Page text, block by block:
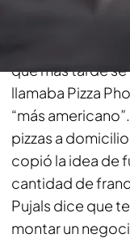
Es un
inversión de
que más tarde
llamaba Pizza
“más
pizzas a
copió la idea de
cantidad de
Pujals dice que
montar un